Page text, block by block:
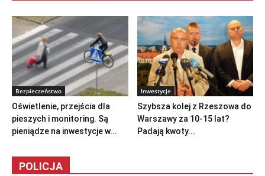
Bezpieczeństwo
Oświetlenie, przejścia dla
pieszych i monitoring. Są
pieniądze na inwestycje w...
Inwestycje
Szybsza kolej z Rzeszowa do
Warszawy za 10-15 lat?
Padają kwoty...
POLICJA